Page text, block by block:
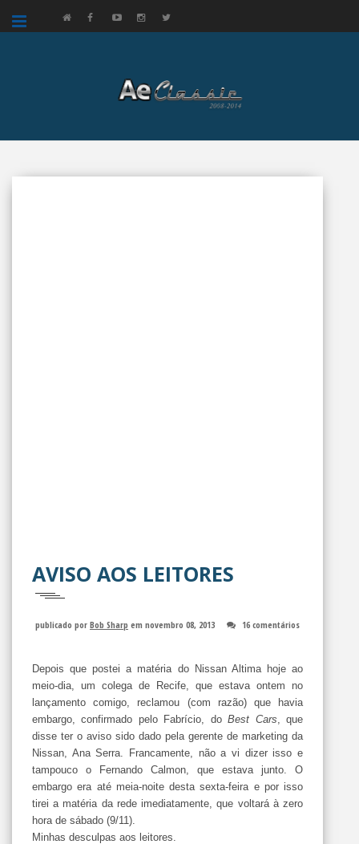
AVISO AOS LEITORES
publicado por Bob Sharp em novembro 08, 2013 16 comentários
Depois que postei a matéria do Nissan Altima hoje ao
meio-dia, um colega de Recife, que estava ontem no
lançamento comigo, reclamou (com razão) que havia
embargo, confirmado pelo Fabrício, doBest Cars, que
disse ter o aviso sido dado pela gerente de marketing da
Nissan, Ana Serra. Francamente, não a vi dizer isso e
tampouco o Fernando Calmon, que estava junto. O
embargo era até meia-noite desta sexta-feira e por isso
tirei a matéria da rede imediatamente, que voltará à zero
hora de sábado (9/11).
Minhas desculpas aos leitores.